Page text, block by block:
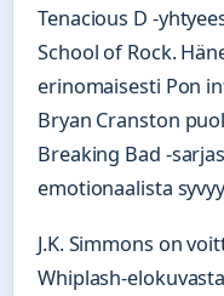
Tenacious D -
School of Rock.
erinomaisesti Pon
Bryan Cranston
Breaking Bad -
emotionaalista
J.K. Simmons on
Whiplash-